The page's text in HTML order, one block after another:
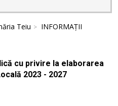
Teiu
INFORMAȚII
cu privire la elaborarea
2023 - 2027